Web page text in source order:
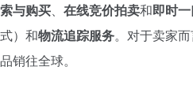
与购买、 在线竞价拍卖和即时
）和物流追踪服务。对于卖家
销往全球。